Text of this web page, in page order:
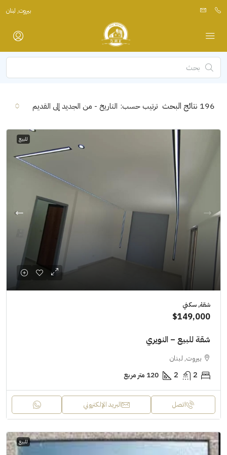
بيروت, لبنان
196 نتائج البحث ترتيب حسب: التاريخ - من الجديد إلى القديم
للبيع
شقة, سكني
$149,000
شقة للبيع – النويري
بيروت, لبنان
2
2 120 متر مربع
اتصل البريد الإلكتروني
للبيع